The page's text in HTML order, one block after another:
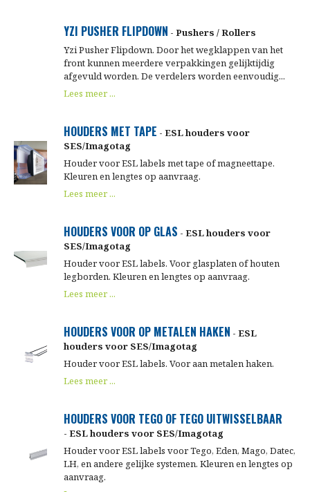
YZI PUSHER FLIPDOWN - Pushers / Rollers
Yzi Pusher Flipdown. Door het wegklappen van het
front kunnen meerdere verpakkingen gelijktijdig
afgevuld worden. De verdelers worden eenvoudig...
Lees meer ...
HOUDERS MET TAPE - ESL houders voor
SES/Imagotag
Houder voor ESL labels met tape of magneettape.
Kleuren en lengtes op aanvraag.
Lees meer ...
HOUDERS VOOR OP GLAS - ESL houders voor
SES/Imagotag
Houder voor ESL labels. Voor glasplaten of houten
legborden. Kleuren en lengtes op aanvraag.
Lees meer ...
HOUDERS VOOR OP METALEN HAKEN - ESL
houders voor SES/Imagotag
Houder voor ESL labels. Voor aan metalen haken.
Lees meer ...
HOUDERS VOOR TEGO OF TEGO UITWISSELBAAR
- ESL houders voor SES/Imagotag
Houder voor ESL labels voor Tego, Eden, Mago, Datec,
LH, en andere gelijke systemen. Kleuren en lengtes op
aanvraag.